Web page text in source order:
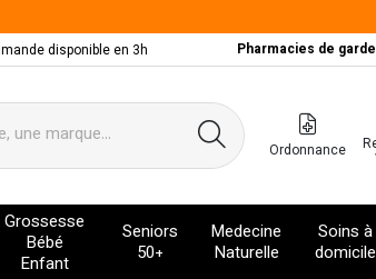
disponible en 3h Pharmacies de garde
Ordonnance
Grossesse
Bébé
Enfant
Seniors
50+
Medecine
Naturelle
Soins à
domicile